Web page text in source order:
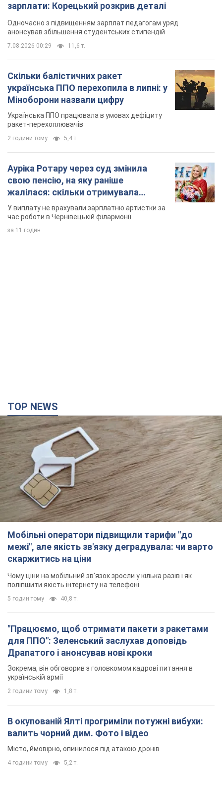
зарплати: Корецький розкрив деталі
Одночасно з підвищенням зарплат педагогам уряд
анонсував збільшення студентських стипендій
7.08.2026 00:29 11,6 т.
Скільки балістичних ракет
українська ППО перехопила в липні: у
Міноборони назвали цифру
Українська ППО працювала в умовах дефіциту
ракет-перехоплювачів
2 години тому 5,4 т.
Ауріка Ротару через суд змінила
свою пенсію, на яку раніше
жалілася: скільки отримувала
співачка
У виплату не врахували зарплатню артистки за
час роботи в Чернівецькій філармонії
за 11 годин
TOP NEWS
Мобільні оператори підвищили тарифи "до
межі", але якість зв'язку деградувала: чи варто
скаржитись на ціни
Чому ціни на мобільний зв'язок зросли у кілька разів і як
поліпшити якість інтернету на телефоні
5 годин тому 40,8 т.
"Працюємо, щоб отримати пакети з ракетами
для ППО": Зеленський заслухав доповідь
Драпатого і анонсував нові кроки
Зокрема, він обговорив з головкомом кадрові питання в
українській армії
2 години тому 1,8 т.
В окупованій Ялті прогриміли потужні вибухи:
валить чорний дим. Фото і відео
Місто, ймовірно, опинилося під атакою дронів
4 години тому 5,2 т.